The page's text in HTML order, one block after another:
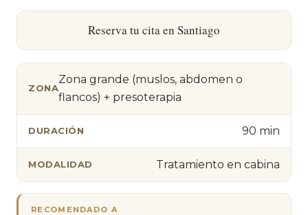
Reserva tu cita en Santiago
ZONA
Zona grande (muslos, abdomen o
flancos) + presoterapia
DURACIÓN 90 min
MODALIDAD Tratamiento en cabina
RECOMENDADO A